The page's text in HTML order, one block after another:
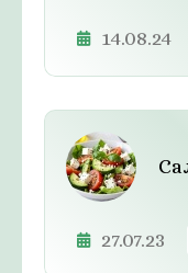
14.08.24
27.07.23